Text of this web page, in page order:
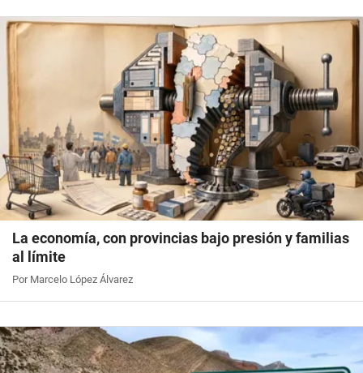
La economía, con provincias bajo presión y familias
al límite
Por Marcelo López Álvarez